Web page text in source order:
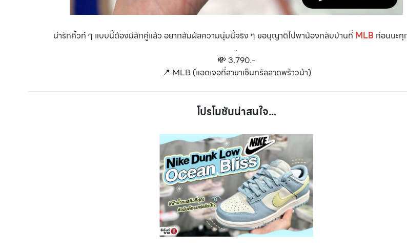
น่ารักคิ้วท์ ๆ แบบนี้ต้องมีสักคู่แล้ว อยากสัมผัสความนุ่มนี้จริง ๆ ขอนุญาติไปพาน้องกลับบ้านที่ MLB ก่อนนะ
.
💸 3,790.-
📍 MLB (แอดเจอที่สาขาเซ็นทรัลลาดพร้าวน้า)
โปรโมชันน่าสนใจ...